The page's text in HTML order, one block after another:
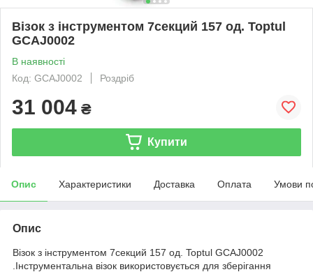
Візок з інструментом 7секций 157 од. Toptul
GCAJ0002
В наявності
Код: GCAJ0002
Роздріб
31 004 ₴
Купити
Опис Характеристики Доставка Оплата Умови
Опис
Візок з інструментом 7секций 157 од. Toptul GCAJ0002
.Інструментальна візок використовується для зберігання